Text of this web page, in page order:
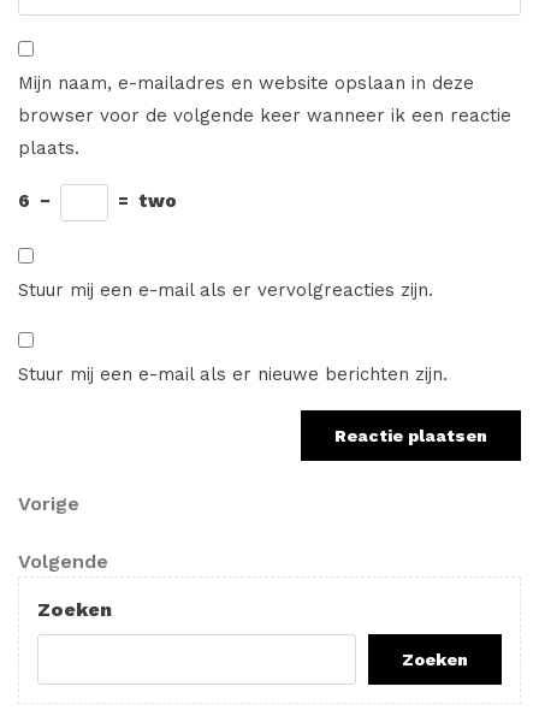
Mijn naam, e-mailadres en website opslaan in deze
browser voor de volgende keer wanneer ik een reactie
plaats.
6 − = two
Stuur mij een e-mail als er vervolgreacties zijn.
Stuur mij een e-mail als er nieuwe berichten zijn.
Berichtnavigatie
Vorig
Vorige
Volgend
bericht
Volgende
Zoeken
Zoeken